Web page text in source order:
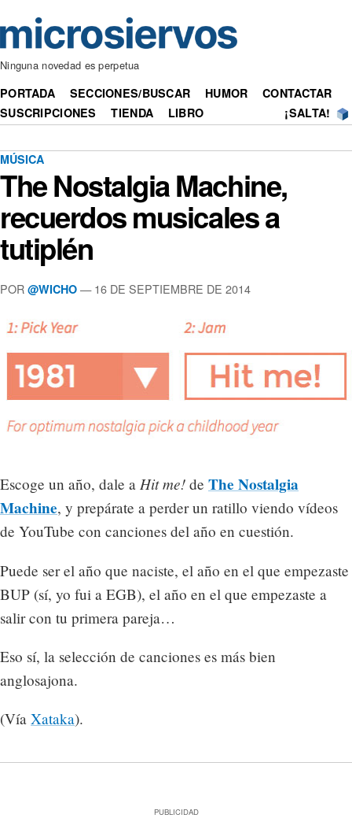
Ninguna novedad es perpetua
PORTADA SECCIONES/BUSCAR HUMOR
CONTACTAR
SUSCRIPCIONES
TIENDA LIBRO ¡SALTA!
MÚSICA
The Nostalgia Machine,
recuerdos musicales a
tutiplén
POR @WICHO — 16 DE SEPTIEMBRE DE 2014
Escoge un año, dale a Hit me! de The Nostalgia
Machine, y prepárate a perder un ratillo viendo vídeos
de YouTube con canciones del año en cuestión.
Puede ser el año que naciste, el año en el que empezaste
BUP (sí, yo fui a EGB), el año en el que empezaste a
salir con tu primera pareja…
Eso sí, la selección de canciones es más bien
anglosajona.
(Vía Xataka).
PUBLICIDAD